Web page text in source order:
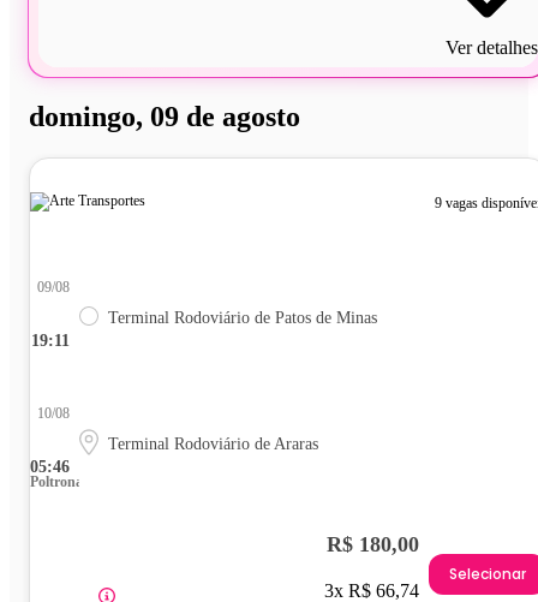
Ver detalhes
domingo, 09 de agosto
9 vagas
19:11
09/08
Terminal Rodoviário de Patos de Minas
05:46
10/08
Terminal Rodoviário de Araras
Poltrona
R$ 180,00
3x R$ 66,74
Selecionar